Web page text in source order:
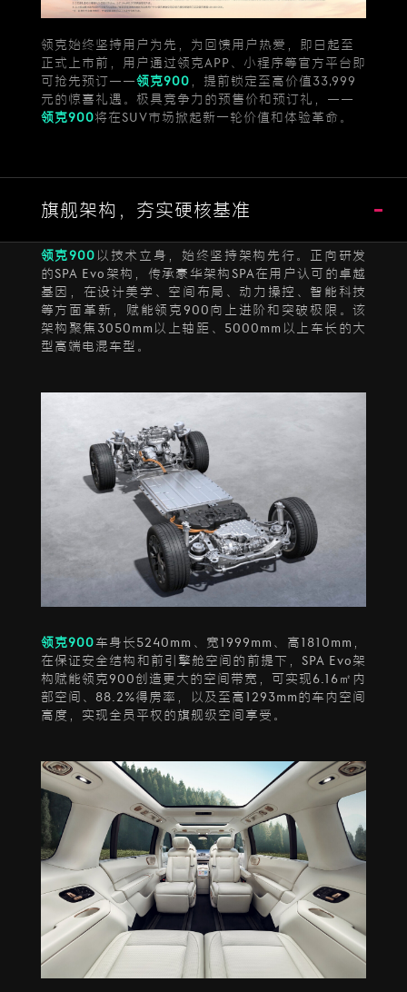
领克始终坚持用户为先，为回馈用户热爱，即日起至
正式上市前，用户通过领克APP、小程序等官方平台即
可抢先预订——领克900 ，提前锁定至高价值33,999
元的惊喜礼遇。极具竞争力的预售价和预订礼，——
领克900将在SUV市场掀起新一轮价值和体验革命。
旗舰架构，夯实硬核基准
领克900以技术立身，始终坚持架构先行。正向研发
的SPA Evo架构，传承豪华架构SPA在用户认可的卓越
基因，在设计美学、空间布局、动力操控、智能科技
等方面革新，赋能领克900向上进阶和突破极限。该
架构聚焦3050mm以上轴距、5000mm以上车长的大
型高端电混车型。
领克900车身长5240mm、宽1999mm、高1810mm，
在保证安全结构和前引擎舱空间的前提下，SPA Evo架
构赋能领克900创造更大的空间带宽，可实现6.16㎡内
部空间、88.2%得房率，以及至高1293mm的车内空间
高度，实现全员平权的旗舰级空间享受。